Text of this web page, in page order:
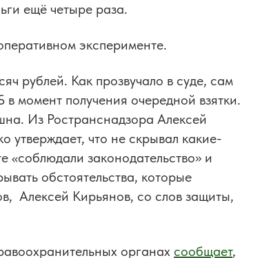
ещё четыре раза.
эксперименте.
рублей. Как прозвучало в суде, сам
момент получения очередной взятки.
Из Ространснадзора Алексей
утверждает, что не скрывал какие-
«соблюдали законодательство» и
обстоятельства, которые
Алексей Кирьянов, со слов защиты,
органах сообщает,